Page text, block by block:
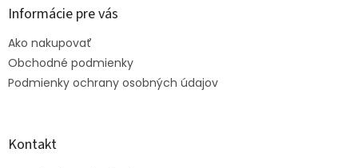
Informácie pre vás
Ako nakupovať
Obchodné podmienky
Podmienky ochrany osobných údajov
Kontakt